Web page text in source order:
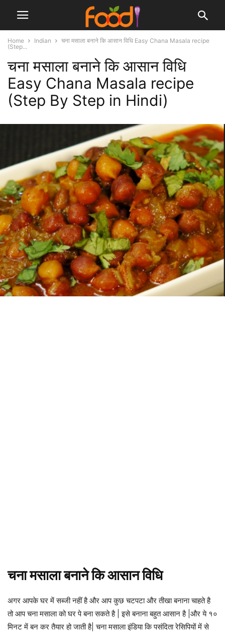
Home Indian
चना मसाला बनाने कि आसान विधि Easy Chana Masala recipe
(Step...
चना मसाला बनाने कि आसान विधि
Easy Chana Masala recipe
(Step By Step in Hindi)
चना मसाला बनाने कि आसान विधि
अगर आपके घर में सब्जी नहीं है और आप कुछ चटपटा और तीखा बनाना चाहते है
तो आप चना मसाला को घर पे बना सकते है | इसे बनाना बहुत आसान है |और ये १०
मिनट में बन कर तैयार हो जाती है| चना मसाला इंडिया कि पसंदिता रेसिपियों में से